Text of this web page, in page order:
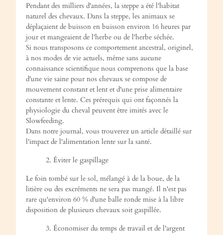
Pendant des milliers d'années, la steppe a été l'habitat
naturel des chevaux. Dans la steppe, les animaux se
déplaçaient de buisson en buisson environ 16 heures par
jour et mangeaient de l'herbe ou de l'herbe séchée.
Si nous transposons ce comportement ancestral, originel,
à nos modes de vie actuels, même sans aucune
connaissance scientifique nous comprenons que la base
d'une vie saine pour nos chevaux se compose de
mouvement constant et lent et d'une prise alimentaire
constante et lente. Ces prérequis qui ont façonnés la
physiologie du cheval peuvent être imités avec le
Slowfeeding.
Dans notre journal, vous trouverez un article détaillé sur
l'impact de l'alimentation lente sur la santé.
2. Éviter le gaspillage
Le foin tombé sur le sol, mélangé à de la boue, de la
litière ou des excréments ne sera pas mangé. Il n'est pas
rare qu'environ 60 % d'une balle ronde mise à la libre
disposition de plusieurs chevaux soit gaspillée.
3. Économiser du temps de travail et de l'argent